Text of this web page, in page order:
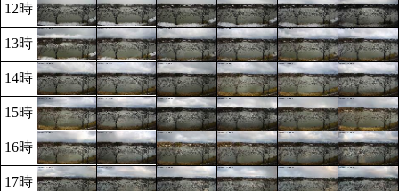
12時
13時
14時
15時
16時
17時